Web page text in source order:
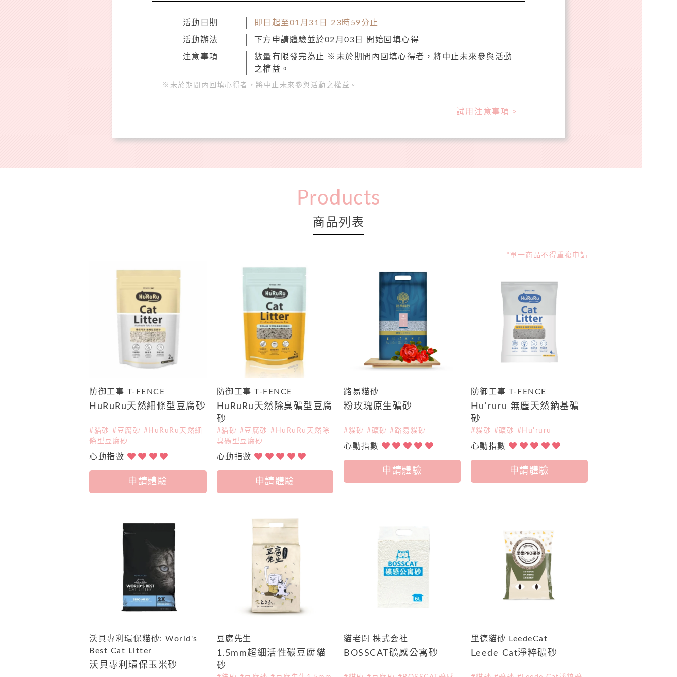
活動日期 即日起至01月31日 23時59分止
活動辦法 下方申請體驗並於02月03日 開始回填心得
注意事項
數量有限發完為止 ※未於期間內回填心得者，將中止未來參與活動
之權益。
※未於期間內回填心得者，將中止未來參與活動之權益。
試用注意事項 >
Products
商品列表
*單一商品不得重複申請
防御工事 T-FENCE
HuRuRu天然細條型豆腐砂
#貓砂 #豆腐砂 #HuRuRu天然細
條型豆腐砂
心動指數
申請體驗
防御工事 T-FENCE
HuRuRu天然除臭礦型豆腐
砂
#貓砂 #豆腐砂 #HuRuRu天然除
臭礦型豆腐砂
心動指數
申請體驗
路易貓砂
粉玫瑰原生礦砂
#貓砂 #礦砂 #路易貓砂
心動指數
申請體驗
防御工事 T-FENCE
Hu'ruru 無塵天然鈉基礦
砂
#貓砂 #礦砂 #Hu'ruru
心動指數
申請體驗
沃貝專利環保貓砂: World's
Best Cat Litter
沃貝專利環保玉米砂
豆腐先生
1.5mm超細活性碳豆腐貓
砂
貓老闆 株式会社
BOSSCAT礦感公寓砂
里德貓砂 LeedeCat
Leede Cat淨粹礦砂